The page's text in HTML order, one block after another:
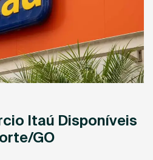
Itaú Disponíveis
GO